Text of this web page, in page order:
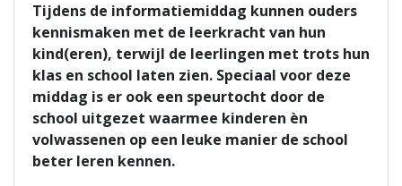
Tijdens de informatiemiddag kunnen ouders
kennismaken met de leerkracht van hun
kind(eren), terwijl de leerlingen met trots hun
klas en school laten zien. Speciaal voor deze
middag is er ook een speurtocht door de
school uitgezet waarmee kinderen èn
volwassenen op een leuke manier de school
beter leren kennen.